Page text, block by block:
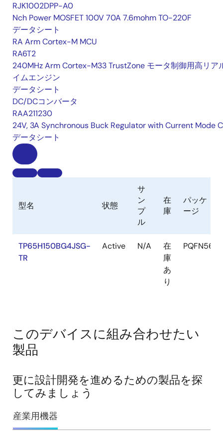
RJK1002DPP-A0
Nch Power MOSFET 100V 70A 7.6mohm TO-220F
データシート
RA Arm Cortex-M MCU
RA6T2
240MHz Arm Cortex-M33 TrustZone モータ制御用高リア
イムエンジン
データシート
DC/DCコンバータ
RAA211230
24V, 3A Synchronous Buck Regulator with Current Mode
データシート
型名 状態
サ
ン
プ
ル
在
庫
パッケ
ージ
TP65H150BG4JSG-
TR
Active N/A
在
庫
あ
り
PQFN56
このデバイスに組み合わせたい
製品
更に設計開発を進めるための製品を探
してみましょう
産業用機器